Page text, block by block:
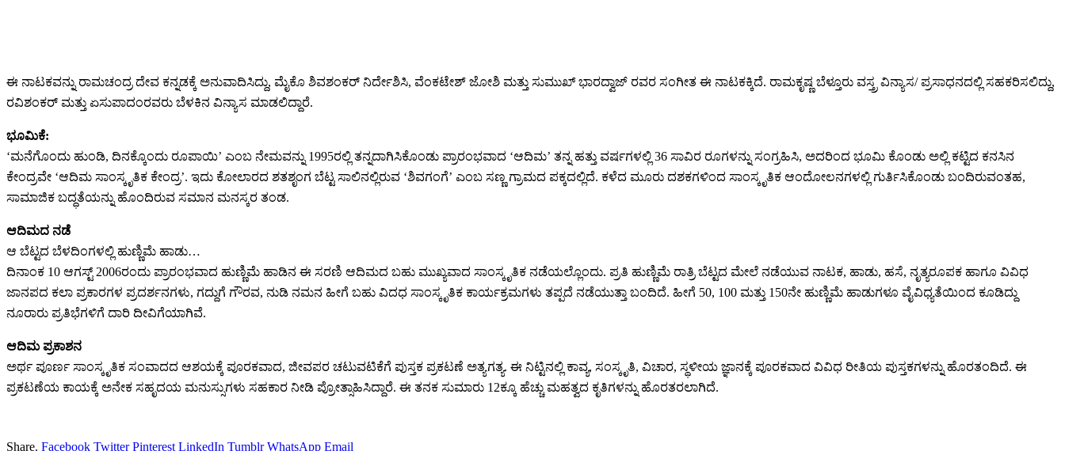
ಈ ನಾಟಕವನ್ನು ರಾಮಚಂದ್ರ ದೇವ ಕನ್ನಡಕ್ಕೆ ಅನುವಾದಿಸಿದ್ದು, ಮೈಕೊ ಶಿವಶಂಕರ್ ನಿರ್ದೇಶಿಸಿ, ವೆಂಕಟೇಶ್ ಜೋಶಿ ಮತ್ತು ಸುಮುಖ್ ಭಾರದ್ವಾಜ್ ರವರ ಸಂಗೀತ ಈ ನಾಟಕಕ್ಕಿದೆ. ರಾಮಕೃಷ್ಣ ಬೆಳ್ತೂರು ವಸ್ತ್ರ ವಿನ್ಯಾಸ/ ಪ್ರಸಾಧನದಲ್ಲಿ ಸಹಕರಿಸಲಿದ್ದು,
ರವಿಶಂಕರ್ ಮತ್ತು ಏಸುಪಾದಂರವರು ಬೆಳಕಿನ ವಿನ್ಯಾಸ ಮಾಡಲಿದ್ದಾರೆ.
ಭೂಮಿಕೆ:
‘ಮನೆಗೊಂದು ಹುಂಡಿ, ದಿನಕ್ಕೊಂದು ರೂಪಾಯಿ’ ಎಂಬ ನೇಮವನ್ನು 1995ರಲ್ಲಿ ತನ್ನದಾಗಿಸಿಕೊಂಡು ಪ್ರಾರಂಭವಾದ ‘ಆದಿಮ’ ತನ್ನ ಹತ್ತು ವರ್ಷಗಳಲ್ಲಿ 36 ಸಾವಿರ ರೂಗಳನ್ನು ಸಂಗ್ರಹಿಸಿ, ಅದರಿಂದ ಭೂಮಿ ಕೊಂಡು ಅಲ್ಲಿ ಕಟ್ಟಿದ ಕನಸಿನ
ಕೇಂದ್ರವೇ ‘ಆದಿಮ ಸಾಂಸ್ಕೃತಿಕ ಕೇಂದ್ರ’. ಇದು ಕೋಲಾರದ ಶತಶೃಂಗ ಬೆಟ್ಟ ಸಾಲಿನಲ್ಲಿರುವ ‘ಶಿವಗಂಗೆ’ ಎಂಬ ಸಣ್ಣ ಗ್ರಾಮದ ಪಕ್ಕದಲ್ಲಿದೆ. ಕಳೆದ ಮೂರು ದಶಕಗಳಿಂದ ಸಾಂಸ್ಕೃತಿಕ ಆಂದೋಲನಗಳಲ್ಲಿ ಗುರ್ತಿಸಿಕೊಂಡು ಬಂದಿರುವಂತಹ,
ಸಾಮಾಜಿಕ ಬದ್ಧತೆಯನ್ನು ಹೊಂದಿರುವ ಸಮಾನ ಮನಸ್ಕರ ತಂಡ.
ಆದಿಮದ ನಡೆ
ಆ ಬೆಟ್ಟದ ಬೆಳದಿಂಗಳಲ್ಲಿ ಹುಣ್ಣಿಮೆ ಹಾಡು…
ದಿನಾಂಕ 10 ಆಗಸ್ಟ್ 2006ರಂದು ಪ್ರಾರಂಭವಾದ ಹುಣ್ಣಿಮೆ ಹಾಡಿನ ಈ ಸರಣಿ ಆದಿಮದ ಬಹು ಮುಖ್ಯವಾದ ಸಾಂಸ್ಕೃತಿಕ ನಡೆಯಲ್ಲೊಂದು. ಪ್ರತಿ ಹುಣ್ಣಿಮೆ ರಾತ್ರಿ ಬೆಟ್ಟದ ಮೇಲೆ ನಡೆಯುವ ನಾಟಕ, ಹಾಡು, ಹಸೆ, ನೃತ್ಯರೂಪಕ ಹಾಗೂ ವಿವಿಧ
ಜಾನಪದ ಕಲಾ ಪ್ರಕಾರಗಳ ಪ್ರದರ್ಶನಗಳು, ಗದ್ದುಗೆ ಗೌರವ, ನುಡಿ ನಮನ ಹೀಗೆ ಬಹು ವಿದಧ ಸಾಂಸ್ಕೃತಿಕ ಕಾರ್ಯಕ್ರಮಗಳು ತಪ್ಪದೆ ನಡೆಯುತ್ತಾ ಬಂದಿದೆ. ಹೀಗೆ 50, 100 ಮತ್ತು 150ನೇ ಹುಣ್ಣಿಮೆ ಹಾಡುಗಳೂ ವೈವಿಧ್ಯತೆಯಿಂದ ಕೂಡಿದ್ದು
ನೂರಾರು ಪ್ರತಿಭೆಗಳಿಗೆ ದಾರಿ ದೀವಿಗೆಯಾಗಿವೆ.
ಆದಿಮ ಪ್ರಕಾಶನ
ಅರ್ಥ ಪೂರ್ಣ ಸಾಂಸ್ಕೃತಿಕ ಸಂವಾದದ ಆಶಯಕ್ಕೆ ಪೂರಕವಾದ, ಜೀವಪರ ಚಟುವಟಿಕೆಗೆ ಪುಸ್ತಕ ಪ್ರಕಟಣೆ ಅತ್ಯಗತ್ಯ. ಈ ನಿಟ್ಟಿನಲ್ಲಿ ಕಾವ್ಯ, ಸಂಸ್ಕೃತಿ, ವಿಚಾರ, ಸ್ಥಳೀಯ ಜ್ಞಾನಕ್ಕೆ ಪೂರಕವಾದ ವಿವಿಧ ರೀತಿಯ ಪುಸ್ತಕಗಳನ್ನು ಹೊರತಂದಿದೆ. ಈ
ಪ್ರಕಟಣೆಯ ಕಾಯಕ್ಕೆ ಅನೇಕ ಸಹೃದಯ ಮನುಸ್ಸುಗಳು ಸಹಕಾರ ನೀಡಿ ಪ್ರೋತ್ಸಾಹಿಸಿದ್ದಾರೆ. ಈ ತನಕ ಸುಮಾರು 12ಕ್ಕೂ ಹೆಚ್ಚು ಮಹತ್ವದ ಕೃತಿಗಳನ್ನು ಹೊರತರಲಾಗಿದೆ.
Share. Facebook Twitter Pinterest LinkedIn Tumblr WhatsApp Email